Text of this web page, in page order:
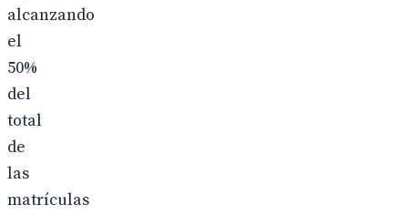
alcanzando
el
50%
del
total
de
las
matrículas